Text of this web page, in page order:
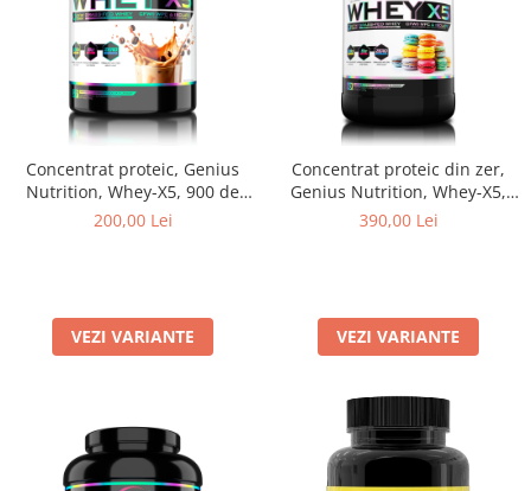
Concentrat proteic, Genius
Nutrition, Whey-X5, 900 de
grame, pudra proteica
200,00 Lei
VEZI VARIANTE
Concentrat proteic din zer,
Genius Nutrition, Whey-X5,
2kg, pudra proteica
390,00 Lei
VEZI VARIANTE